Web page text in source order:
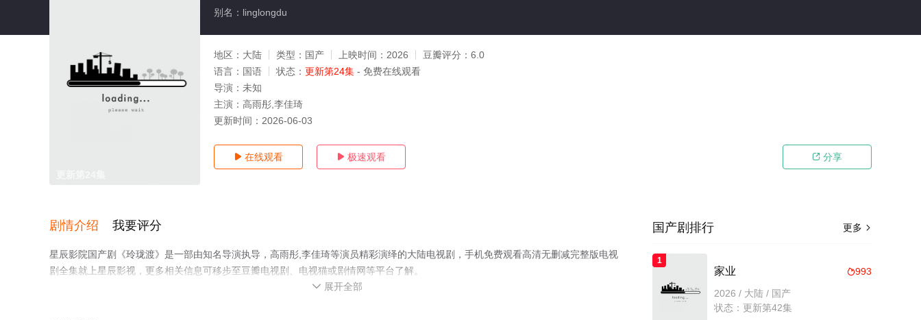
别名：linglongdu
地区： 大陆 类型： 国产 上映时间： 2026 豆瓣评分： 6.0
语言： 国语 状态： 更新第24集 - 免费在线观看
导演： 未知
主演： 高雨彤,李佳琦
更新时间： 2026-06-03
 在线观看  极速观看  分享
剧情介绍 我要评分
星辰影院国产剧《玲珑渡》是一部由知名导演执导，高雨彤,李佳琦等演员精彩演绎的大陆电视剧，手机免费观看高清无删减完整版电视
剧全集就上星辰影视，更多相关信息可移步至豆瓣电视剧、电视猫或剧情网等平台了解。
 展开全部
更多 
国产剧排行
1
993
家业
2026 / 大陆 / 国产
状态：更新第42集